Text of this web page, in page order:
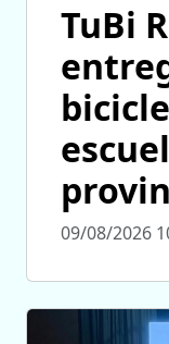
TuBi
09/08/2026